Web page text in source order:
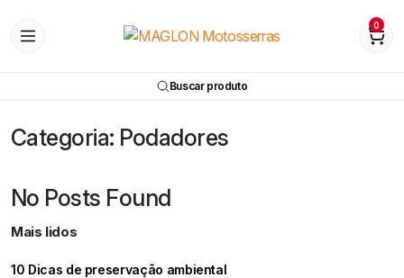
0
Buscar produto
Categoria: Podadores
No Posts Found
Mais lidos
10 Dicas de preservação ambiental